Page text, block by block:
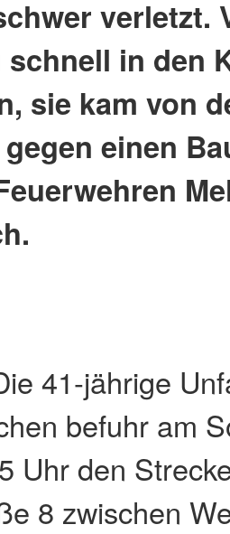
verletzt.
schnell in den
sie kam von
einen
41-jährige
befuhr am
Uhr den
8 zwischen